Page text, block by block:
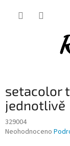
setacolor
jednotlivě
329004
Průměrné
Neohodnoceno